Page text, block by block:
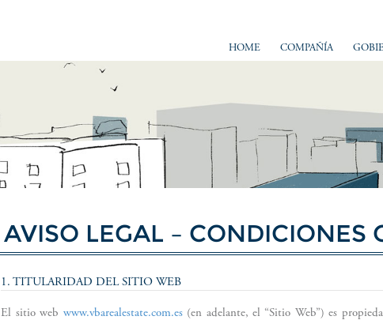
HOME COMPAÑÍA
AVISO LEGAL – CONDICIONES
1. TITULARIDAD DEL SITIO WEB
El sitio web www.vbarealestate.com.es(en adelante, el “Sitio Web”) es